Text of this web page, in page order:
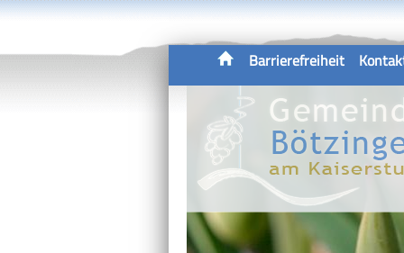
Barrierefreiheit